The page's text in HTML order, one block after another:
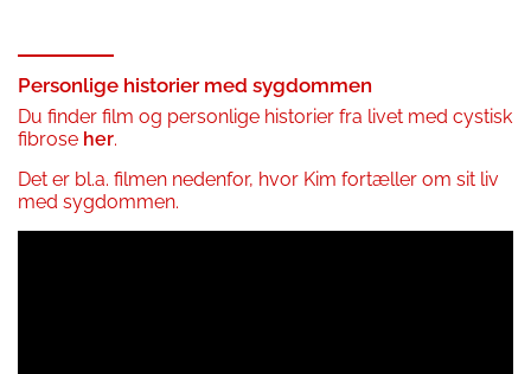
Personlige historier med sygdommen
Du finder film og personlige historier fra livet med cystisk
fibrose her.
Det er bl.a. filmen nedenfor, hvor Kim fortæller om sit liv
med sygdommen.